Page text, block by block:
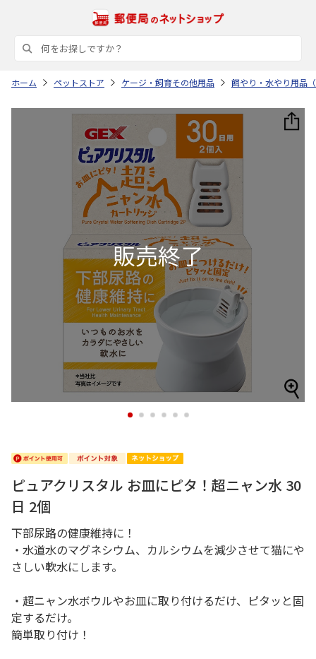
ホーム ペットストア ケージ・飼育その他用品 餌やり・水やり用品
1 2 3 4 5 6
ピュアクリスタル お皿にピタ！超ニャン水 30
日 2個
下部尿路の健康維持に！
・水道水のマグネシウム、カルシウムを減少させて猫にや
さしい軟水にします。
・超ニャン水ボウルやお皿に取り付けるだけ、ピタッと固
定するだけ。
簡単取り付け！